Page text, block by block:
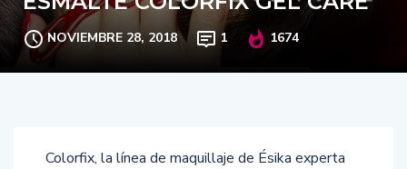
NOVIEMBRE 28, 2018 1 1674
Colorfix, la línea de maquillaje de Ésika experta